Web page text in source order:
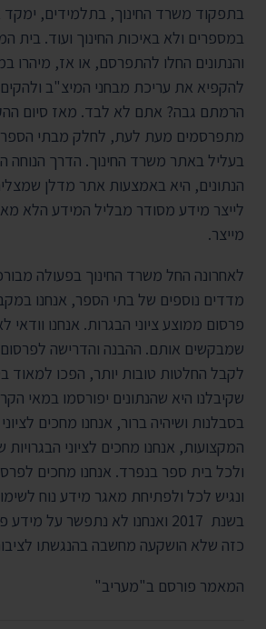
בתפקוד משרד החינוך, בתלמידים,
במספרים ולא באיכות החינוך ועוד.
והנתונים החלו להתפרסם, או אז, מיהרו
להקפיא את עריכת מבחני המיצ"ב
הרמתם גבה? אתם לא לבד. מאז סיום
מתפרסמים מעת לעת, לחלק מבתי הספר,
בעליל באתר משרד החינוך. הדרך הנוחה
הנתונים, היא באמצעות אתר מדלן
לייצר מידע מסודר מבליל המידע הלא
מייצר.
לאחרונה החל משרד החינוך בפעולה
מדדים נוספים של בתי הספר, אנחנו
פרסום ממוצע ציוני הבגרות. אנחנו וודאי
שמבקשים אותם. ההבנה והדרישה
לקבל החלטות טובות יותר, הפכו למאוד
שקיבלנו היא שהנתונים יפורסמו במאי
בסבלנות ושיהיה ברור, אנחנו מחכים
המקצועות, אנחנו מחכים לציוני
ולכל בית ספר בנפרד. אנחנו מחכים
ונגיש לכל ולפתיחת מאגר מידע נוח
בשנת 2017 ואנחנו לא נתפשר על
כזה שלא הושקעה מחשבה בהנגשתו
המאמר פורסם ב"מעריב"